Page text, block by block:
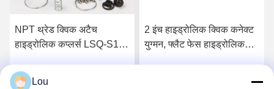
NPT थ्रेड क्विक अटैच
हाइड्रोलिक कप्लर्स LSQ-S1
2 इंच हाइड्रोलिक क्विक कनेक्ट
युग्मन, फ्लैट फेस हाइड्रोलिक
Lou